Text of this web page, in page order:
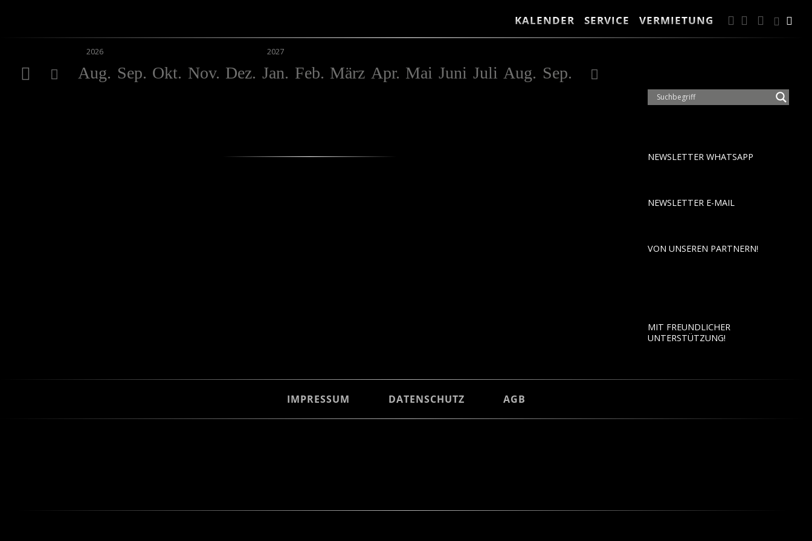
KALENDER SERVICE VERMIETUNG FACEBOOK
2026
Aug. Sep. Okt. Nov. Dez.
2027
Jan. Feb. März Apr. Mai Juni Juli Aug. Sep. Okt.
NEWSLETTER WHATSAPP
NEWSLETTER E-MAIL
VON UNSEREN PARTNERN!
MIT FREUNDLICHER
UNTERSTÜTZUNG!
IMPRESSUM DATENSCHUTZ AGB